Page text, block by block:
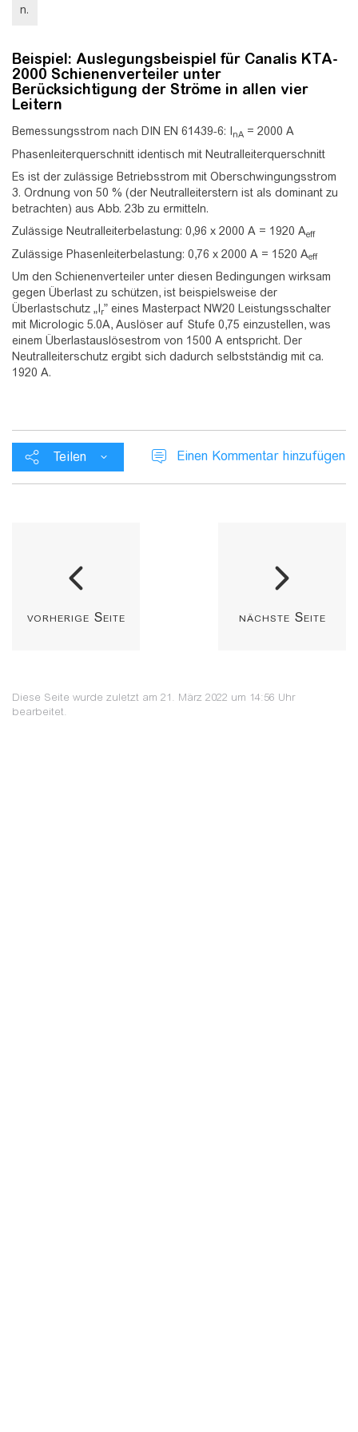
n.
Beispiel: Auslegungsbeispiel für Canalis KTA-
2000 Schienenverteiler unter
Berücksichtigung der Ströme in allen vier
Leitern
Bemessungsstrom nach DIN EN 61439-6: InA = 2000 A
Phasenleiterquerschnitt identisch mit Neutralleiterquerschnitt
Es ist der zulässige Betriebsstrom mit Oberschwingungsstrom
3. Ordnung von 50 % (der Neutralleiterstern ist als dominant zu
betrachten) aus Abb. 23b zu ermitteln.
Zulässige Neutralleiterbelastung: 0,96 x 2000 A = 1920 Aeff
Zulässige Phasenleiterbelastung: 0,76 x 2000 A = 1520 Aeff
Um den Schienenverteiler unter diesen Bedingungen wirksam
gegen Überlast zu schützen, ist beispielsweise der
Überlastschutz „Ir” eines Masterpact NW20 Leistungsschalter
mit Micrologic 5.0A, Auslöser auf Stufe 0,75 einzustellen, was
einem Überlastauslösestrom von 1500 A entspricht. Der
Neutralleiterschutz ergibt sich dadurch selbstständig mit ca.
1920 A.
Teilen Einen Kommentar hinzufügen
vorherige Seite nächste Seite
Diese Seite wurde zuletzt am 21. März 2022 um 14:56 Uhr
bearbeitet.